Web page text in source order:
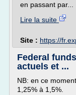
en passant par...
Lire la suite
Site : https://
Federal
actuels et ...
NB: en ce
1,25% à 1,5%.